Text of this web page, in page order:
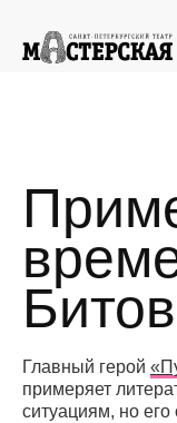
Главный герой
примеряет
ситуациям, но